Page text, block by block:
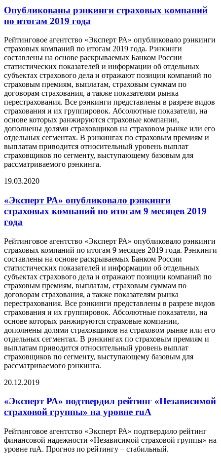
Опубликованы рэнкинги страховых компаний
по итогам 2019 года
Рейтинговое агентство «Эксперт РА» опубликовало рэнкинги
страховых компаний по итогам 2019 года. Рэнкинги
составлены на основе раскрываемых Банком России
статистических показателей и информации об отдельных
субъектах страхового дела и отражают позиции компаний по
страховым премиям, выплатам, страховым суммам по
договорам страхования, а также показателям рынка
перестрахования. Все рэнкинги представлены в разрезе видов
страхования и их группировок. Абсолютные показатели, на
основе которых ранжируются страховые компании,
дополнены долями страховщиков на страховом рынке или его
отдельных сегментах. В рэнкингах по страховым премиям и
выплатам приводится относительный уровень выплат
страховщиков по сегменту, выступающему базовым для
рассматриваемого рэнкинга.
19.03.2020
«Эксперт РА» опубликовало рэнкинги
страховых компаний по итогам 9 месяцев 2019
года
Рейтинговое агентство «Эксперт РА» опубликовало рэнкинги
страховых компаний по итогам 9 месяцев 2019 года. Рэнкинги
составлены на основе раскрываемых Банком России
статистических показателей и информации об отдельных
субъектах страхового дела и отражают позиции компаний по
страховым премиям, выплатам, страховым суммам по
договорам страхования, а также показателям рынка
перестрахования. Все рэнкинги представлены в разрезе видов
страхования и их группировок. Абсолютные показатели, на
основе которых ранжируются страховые компании,
дополнены долями страховщиков на страховом рынке или его
отдельных сегментах. В рэнкингах по страховым премиям и
выплатам приводится относительный уровень выплат
страховщиков по сегменту, выступающему базовым для
рассматриваемого рэнкинга.
20.12.2019
«Эксперт РА» подтвердил рейтинг «Независимой
страховой группы» на уровне ruA
Рейтинговое агентство «Эксперт РА» подтвердило рейтинг
финансовой надежности «Независимой страховой группы» на
уровне ruA. Прогноз по рейтингу – стабильный.